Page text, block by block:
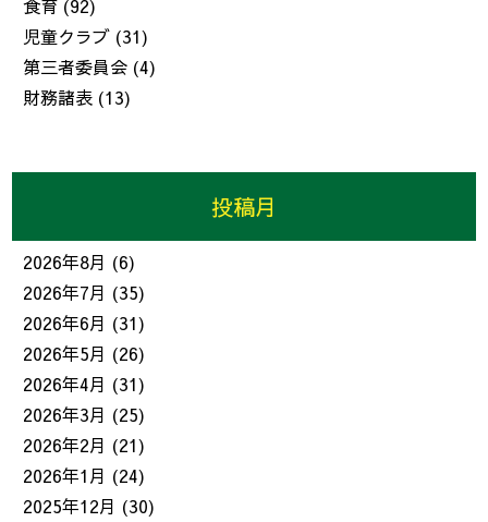
食育 (92)
児童クラブ (31)
第三者委員会 (4)
財務諸表 (13)
投稿月
2026年8月 (6)
2026年7月 (35)
2026年6月 (31)
2026年5月 (26)
2026年4月 (31)
2026年3月 (25)
2026年2月 (21)
2026年1月 (24)
2025年12月 (30)